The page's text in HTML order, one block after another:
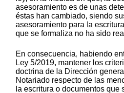
asesoramiento es de unas
éstas han cambiado, siendo
asesoramiento para la
que se formaliza no ha sido
En consecuencia, habiendo
Ley 5/2019, mantener los
doctrina de la Dirección
Notariado respecto de las
la escritura o documentos que